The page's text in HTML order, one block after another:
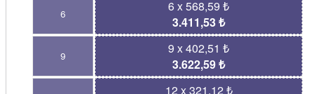
6
6 x 568,59 ₺
3.411,53 ₺
9
9 x 402,51 ₺
3.622,59 ₺
12 x 321,12 ₺